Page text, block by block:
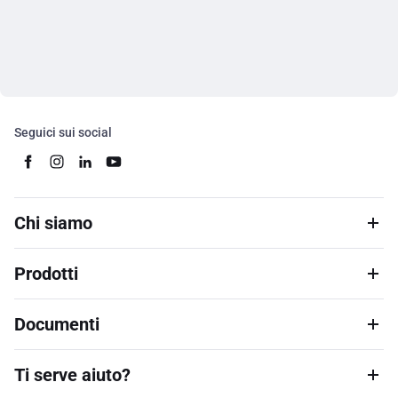
Seguici sui social
Chi siamo
Prodotti
Documenti
Ti serve aiuto?